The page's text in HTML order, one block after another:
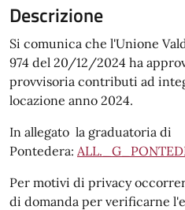
Descrizione
Si comunica che l'Unione
974 del 20/12/2024 ha
provvisoria contributi ad
locazione anno 2024.
In allegato la graduatoria di
Pontedera:
Per motivi di privacy
di domanda per verificarne